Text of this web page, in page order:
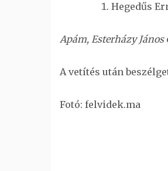
Hegedűs
Apám, Esterházy János
A vetítés után
Fotó: felvidek.ma